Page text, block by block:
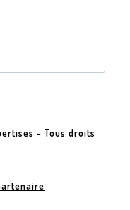
- Tous droits